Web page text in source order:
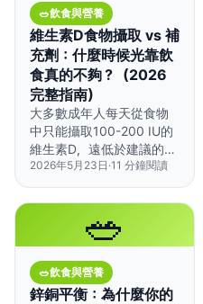
🥗飲食與營養
維生素D食物攝取 vs 補
充劑：什麼時候光靠飲
食真的不夠？（2026
完整指南）
大多數成年人每天從食物
中只能攝取100-200 IU的
維生素D，遠低於建議的
600-800 IU，這代表對絕
大多數人來說，補充劑是
必要的。
2026年5月23日 ·11 分鐘閱讀
🥗
🥗飲食與營養
鋅銅平衡：為什麼你的